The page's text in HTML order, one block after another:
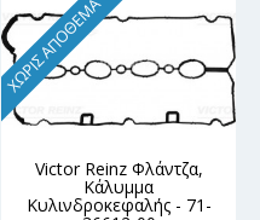
ΧΩΡΊΣ ΑΠΌΘΕΜΑ
Victor Reinz Φλάντζα,
Κάλυμμα
Κυλινδροκεφαλής - 71-